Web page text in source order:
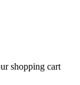
shopping cart